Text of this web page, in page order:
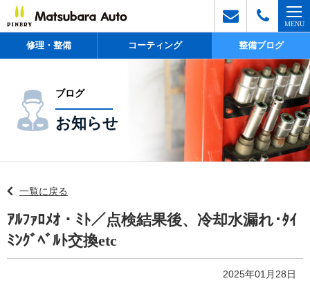
修理・整備 コーティング 整備ブログ
ブログ
お知らせ
一覧に戻る
ｱﾙﾌｧﾛﾒｵ・ﾐﾄ／点検結果後、冷却水漏れ･ﾀｲ
ﾐﾝｸﾞﾍﾞﾙﾄ交換etc
2025年01月28日